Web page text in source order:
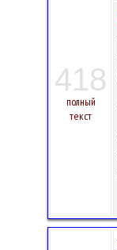
418
полный
текст